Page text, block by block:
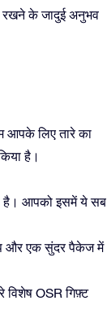
रखने के जादुई अनुभव
आपके लिए तारे का
है।
है। आपको इसमें ये सब
और एक सुंदर पैकेज में
विशेष OSR गिफ़्ट